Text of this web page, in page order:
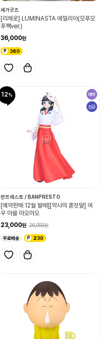
세가굿즈
[리제로] LUMINASTA 에밀리아(모푸모
푸팩ver.)
36,000
360
12 예약
신규
반프레스토 / BANPRESTO
[예약판매 12월 발매][약사의 혼잣말] 여
우 마을 마오마오
23,000
26,000
무료배송 230